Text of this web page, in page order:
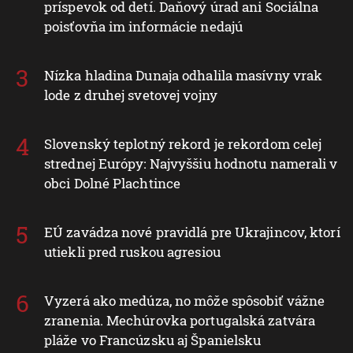
príspevok od detí. Daňový úrad ani Sociálna
poisťovňa im informácie nedajú
Nízka hladina Dunaja odhalila masívny vrak
lode z druhej svetovej vojny
Slovenský teplotný rekord je rekordom celej
strednej Európy: Najvyššiu hodnotu namerali v
obci Dolné Plachtince
EÚ zavádza nové pravidlá pre Ukrajincov, ktorí
utiekli pred ruskou agresiou
Vyzerá ako medúza, no môže spôsobiť vážne
zranenia. Mechúrovka portugalská zatvára
pláže vo Francúzsku aj Španielsku